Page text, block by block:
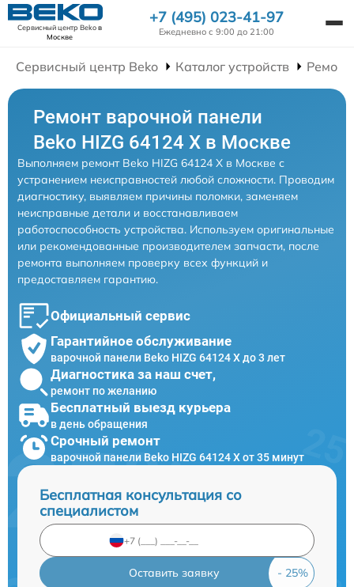
Сервисный центр Bekoв
Москве
+7 (495) 023-41-97
Ежедневно с 9:00 до 21:00
Сервисный центр Beko Каталог устройств
Ремонт варочной панели
Beko HIZG 64124 X в Москве
Выполняем ремонт Beko HIZG 64124 X в Москве с
устранением неисправностей любой сложности. Проводим
диагностику, выявляем причины поломки, заменяем
неисправные детали и восстанавливаем
работоспособность устройства. Используем оригинальные
или рекомендованные производителем запчасти, после
ремонта выполняем проверку всех функций и
предоставляем гарантию.
Официальный сервис
Гарантийное обслуживание
варочной панели Beko HIZG 64124 X до 3 лет
Диагностика за наш счет,
ремонт по желанию
Бесплатный выезд курьера
в день обращения
Срочный ремонт
варочной панели Beko HIZG 64124 X от 35 минут
Бесплатная консультация со
специалистом
Оставить заявку